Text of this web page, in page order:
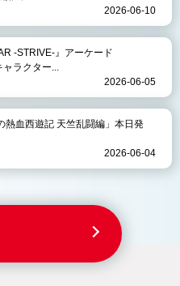
2026-06-10
-STRIVE-』アーケード
ャラクター...
2026-06-05
熱血西遊記 天竺乱闘編」本日発
2026-06-04